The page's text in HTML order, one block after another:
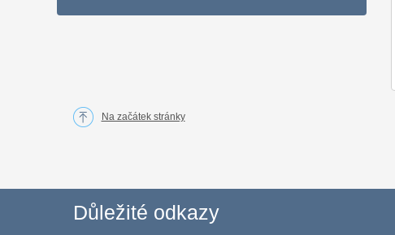
Na začátek stránky
Důležité odkazy